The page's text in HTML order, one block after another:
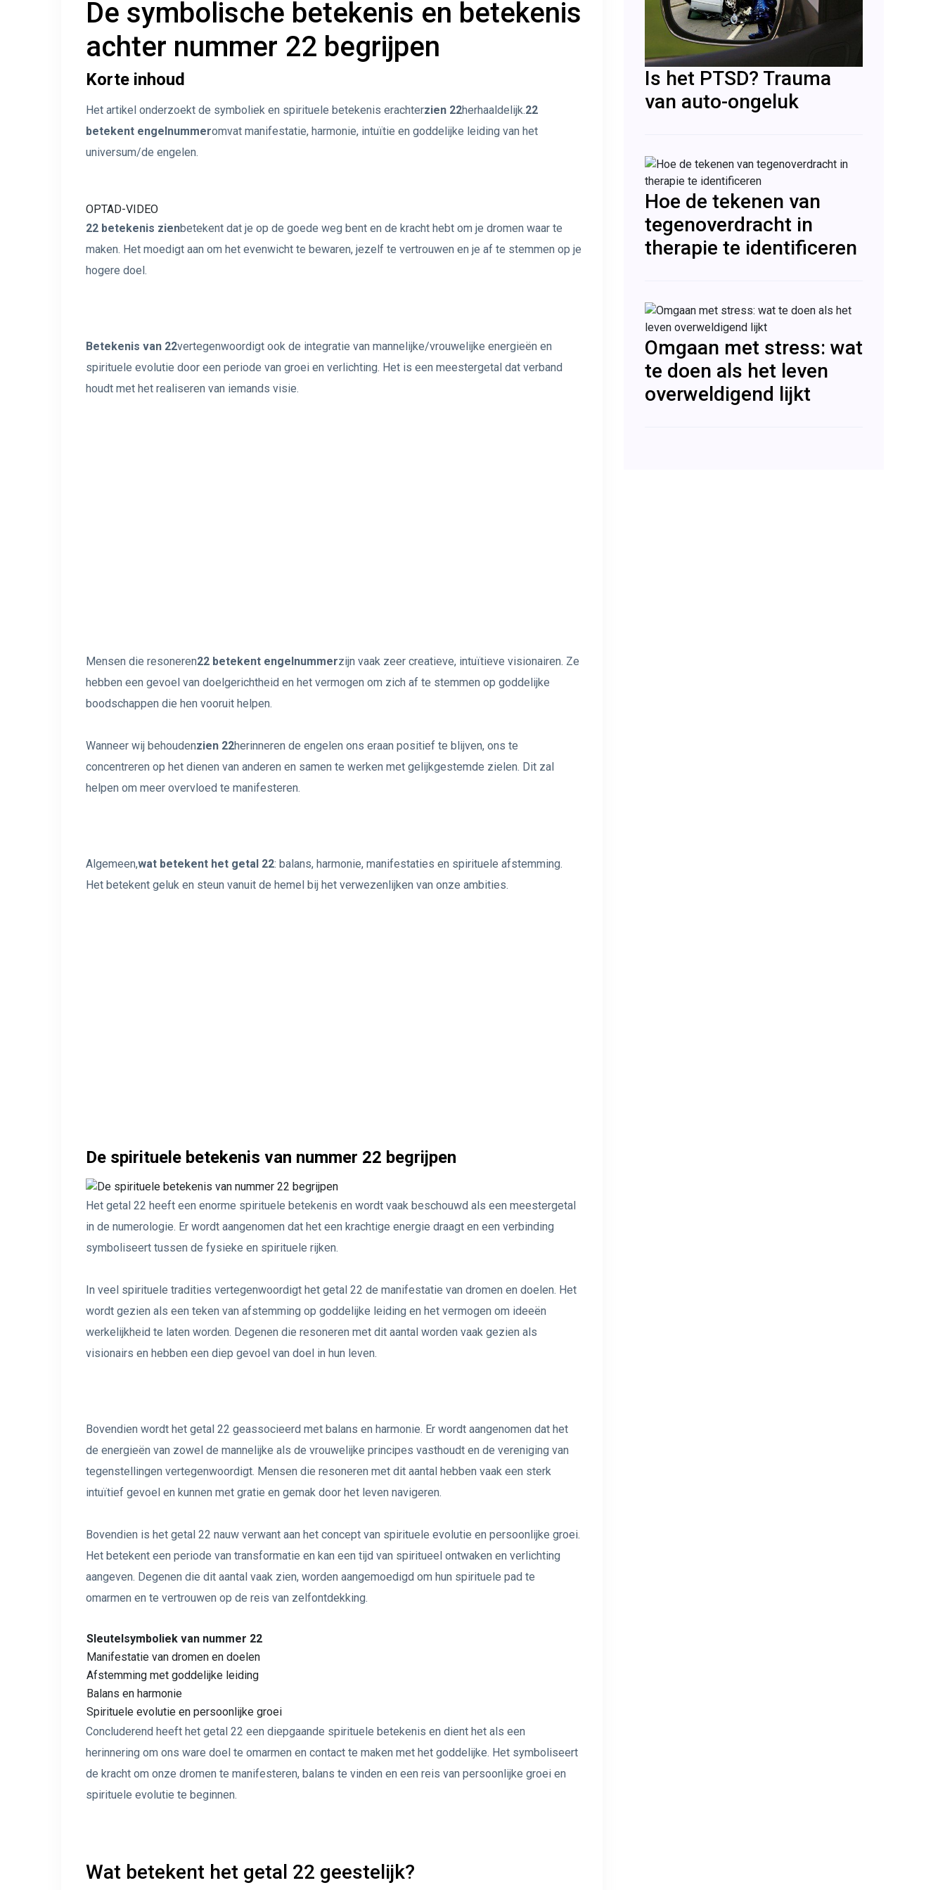
De symbolische betekenis en betekenis
achter nummer 22 begrijpen
Korte inhoud
Het artikel onderzoekt de symboliek en spirituele betekenis erachterzien 22herhaaldelijk.22
betekent engelnummeromvat manifestatie, harmonie, intuïtie en goddelijke leiding van het
universum/de engelen.
OPTAD-VIDEO
22 betekenis zienbetekent dat je op de goede weg bent en de kracht hebt om je dromen waar te
maken. Het moedigt aan om het evenwicht te bewaren, jezelf te vertrouwen en je af te stemmen op je
hogere doel.
Betekenis van 22vertegenwoordigt ook de integratie van mannelijke/vrouwelijke energieën en
spirituele evolutie door een periode van groei en verlichting. Het is een meestergetal dat verband
houdt met het realiseren van iemands visie.
Mensen die resoneren22 betekent engelnummerzijn vaak zeer creatieve, intuïtieve visionairen. Ze
hebben een gevoel van doelgerichtheid en het vermogen om zich af te stemmen op goddelijke
boodschappen die hen vooruit helpen.
Wanneer wij behoudenzien 22herinneren de engelen ons eraan positief te blijven, ons te
concentreren op het dienen van anderen en samen te werken met gelijkgestemde zielen. Dit zal
helpen om meer overvloed te manifesteren.
Algemeen,wat betekent het getal 22: balans, harmonie, manifestaties en spirituele afstemming.
Het betekent geluk en steun vanuit de hemel bij het verwezenlijken van onze ambities.
De spirituele betekenis van nummer 22 begrijpen
Het getal 22 heeft een enorme spirituele betekenis en wordt vaak beschouwd als een meestergetal
in de numerologie. Er wordt aangenomen dat het een krachtige energie draagt ​​en een verbinding
symboliseert tussen de fysieke en spirituele rijken.
In veel spirituele tradities vertegenwoordigt het getal 22 de manifestatie van dromen en doelen. Het
wordt gezien als een teken van afstemming op goddelijke leiding en het vermogen om ideeën
werkelijkheid te laten worden. Degenen die resoneren met dit aantal worden vaak gezien als
visionairs en hebben een diep gevoel van doel in hun leven.
Bovendien wordt het getal 22 geassocieerd met balans en harmonie. Er wordt aangenomen dat het
de energieën van zowel de mannelijke als de vrouwelijke principes vasthoudt en de vereniging van
tegenstellingen vertegenwoordigt. Mensen die resoneren met dit aantal hebben vaak een sterk
intuïtief gevoel en kunnen met gratie en gemak door het leven navigeren.
Bovendien is het getal 22 nauw verwant aan het concept van spirituele evolutie en persoonlijke groei.
Het betekent een periode van transformatie en kan een tijd van spiritueel ontwaken en verlichting
aangeven. Degenen die dit aantal vaak zien, worden aangemoedigd om hun spirituele pad te
omarmen en te vertrouwen op de reis van zelfontdekking.
Sleutelsymboliek van nummer 22
Manifestatie van dromen en doelen
Afstemming met goddelijke leiding
Balans en harmonie
Spirituele evolutie en persoonlijke groei
Concluderend heeft het getal 22 een diepgaande spirituele betekenis en dient het als een
herinnering om ons ware doel te omarmen en contact te maken met het goddelijke. Het symboliseert
de kracht om onze dromen te manifesteren, balans te vinden en een reis van persoonlijke groei en
spirituele evolutie te beginnen.
Wat betekent het getal 22 geestelijk?
Is het PTSD? Trauma
van auto-ongeluk
Hoe de tekenen van
tegenoverdracht in
therapie te identificeren
Omgaan met stress: wat
te doen als het leven
overweldigend lijkt